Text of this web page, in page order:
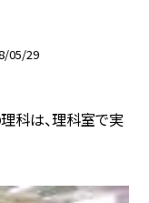
05/29
理科は、理科室で実